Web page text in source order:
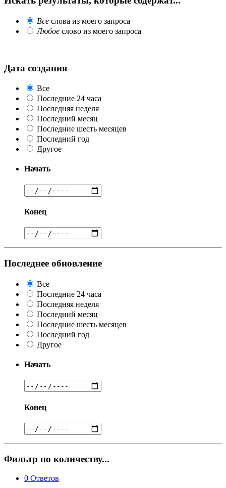
Все слова из моего запроса
Любое слово из моего запроса
Дата создания
Все
Последние 24 часа
Последняя неделя
Последний месяц
Последние шесть месяцев
Последний год
Другое
Начать
Конец
Последнее обновление
Все
Последние 24 часа
Последняя неделя
Последний месяц
Последние шесть месяцев
Последний год
Другое
Начать
Конец
Фильтр по количеству...
0 Ответов